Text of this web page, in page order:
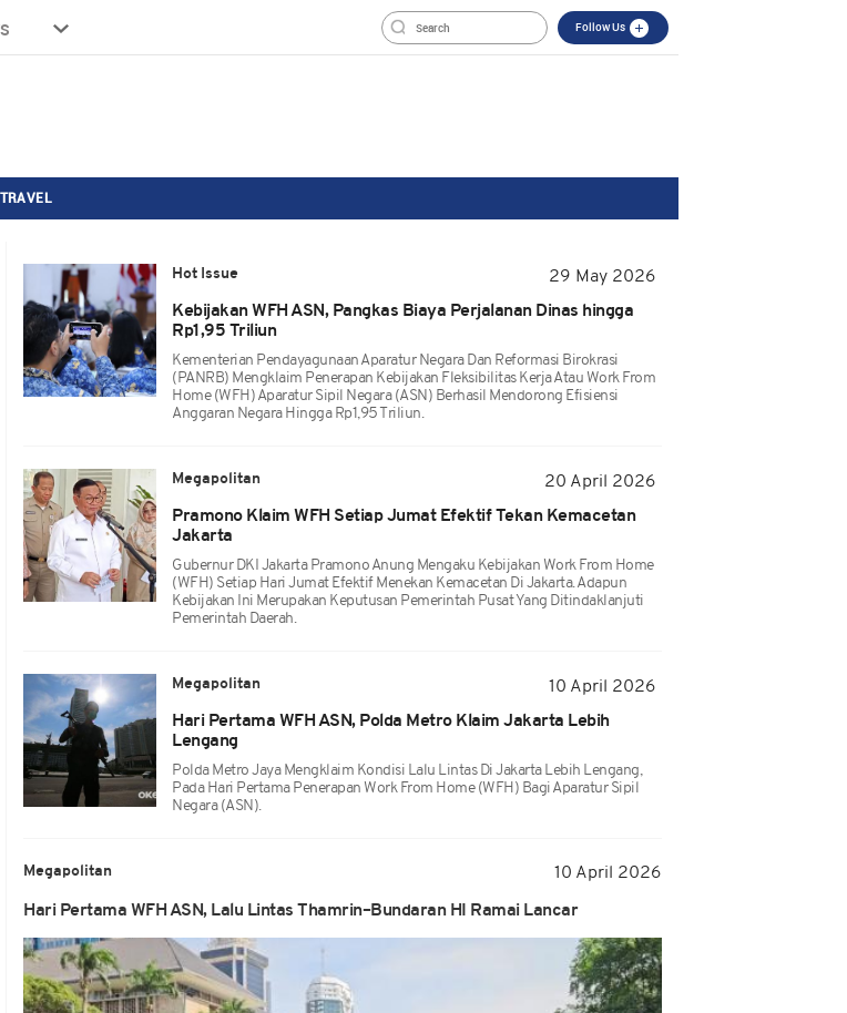
Follow Us
TRAVEL
Hot Issue
29 May 2026
Kebijakan WFH ASN, Pangkas Biaya Perjalanan Dinas hingga
Rp1,95 Triliun
Kementerian Pendayagunaan Aparatur Negara Dan Reformasi Birokrasi
(PANRB) Mengklaim Penerapan Kebijakan Fleksibilitas Kerja Atau Work From
Home (WFH) Aparatur Sipil Negara (ASN) Berhasil Mendorong Efisiensi
Anggaran Negara Hingga Rp1,95 Triliun.
Megapolitan
20 April 2026
Pramono Klaim WFH Setiap Jumat Efektif Tekan Kemacetan
Jakarta
Gubernur DKI Jakarta Pramono Anung Mengaku Kebijakan Work From Home
(WFH) Setiap Hari Jumat Efektif Menekan Kemacetan Di Jakarta. Adapun
Kebijakan Ini Merupakan Keputusan Pemerintah Pusat Yang Ditindaklanjuti
Pemerintah Daerah.
Megapolitan
10 April 2026
Hari Pertama WFH ASN, Polda Metro Klaim Jakarta Lebih
Lengang
Polda Metro Jaya Mengklaim Kondisi Lalu Lintas Di Jakarta Lebih Lengang,
Pada Hari Pertama Penerapan Work From Home (WFH) Bagi Aparatur Sipil
Negara (ASN).
Megapolitan 10 April 2026
Hari Pertama WFH ASN, Lalu Lintas Thamrin–Bundaran HI Ramai Lancar